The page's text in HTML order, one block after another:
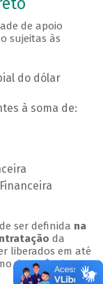
de apoio
sujeitas às
do dólar
à soma de:
ser definida na
da
liberados em até
de carência em